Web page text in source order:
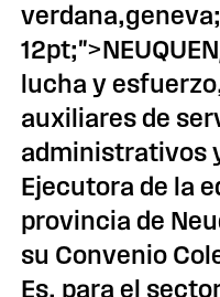
lucha y
auxiliares de
administrativos
Ejecutora de la
provincia de
su Convenio
Es, para el